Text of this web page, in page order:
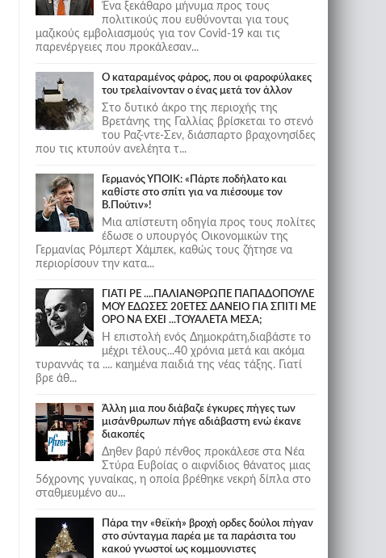
Ένα ξεκάθαρο μήνυμα προς τους
πολιτικούς που ευθύνονται για τους
μαζικούς εμβολιασμούς για τον Covid-19 και τις
παρενέργειες που προκάλεσαν...
Ο καταραμένος φάρος, που οι φαροφύλακες
του τρελαίνονταν ο ένας μετά τον άλλον
Στο δυτικό άκρο της περιοχής της
Βρετάνης της Γαλλίας βρίσκεται το στενό
του Ραζ-ντε-Σεν, διάσπαρτο βραχονησίδες
που τις κτυπούν ανελέητα τ...
Γερμανός ΥΠΟΙΚ: «Πάρτε ποδήλατο και
καθίστε στο σπίτι για να πιέσουμε τον
Β.Πούτιν»!
Μια απίστευτη οδηγία προς τους πολίτες
έδωσε ο υπουργός Οικονομικών της
Γερμανίας Ρόμπερτ Χάμπεκ, καθώς τους ζήτησε να
περιορίσουν την κατα...
ΓΙΑΤΙ ΡΕ ....ΠΑΛΙΑΝΘΡΩΠΕ ΠΑΠΑΔΟΠΟΥΛΕ
ΜΟΥ ΕΔΩΣΕΣ 20ΕΤΕΣ ΔΑΝΕΙΟ ΓΙΑ ΣΠΙΤΙ ΜΕ
ΟΡΟ ΝΑ ΕΧΕΙ ...ΤΟΥΑΛΕΤΑ ΜΕΣΑ;
Η επιστολή ενός Δημοκράτη,διαβάστε το
μέχρι τέλους...40 χρόνια μετά και ακόμα
τυραννάς τα .... καημένα παιδιά της νέας τάξης. Γιατί
βρε άθ...
Άλλη μια που διάβαζε έγκυρες πήγες των
μισάνθρωπων πήγε αδιάβαστη ενώ έκανε
διακοπές
Δηθεν βαρύ πένθος προκάλεσε στα Νέα
Στύρα Ευβοίας ο αιφνίδιος θάνατος μιας
56χρονης γυναίκας, η οποία βρέθηκε νεκρή δίπλα στο
σταθμευμένο αυ...
Πάρα την «θεϊκή» βροχή ορδες δούλοι πήγαν
στο σύνταγμα παρέα με τα παράσιτα του
κακού γνωστοί ως κομμουνιστες